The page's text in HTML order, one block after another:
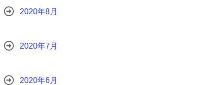
2020年8月
2020年7月
2020年6月